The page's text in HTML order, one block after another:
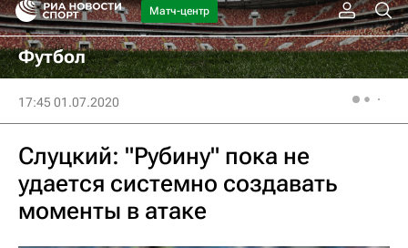
Матч-центр
Футбол
17:45 01.07.2020
Слуцкий: "Рубину" пока не
удается системно создавать
моменты в атаке